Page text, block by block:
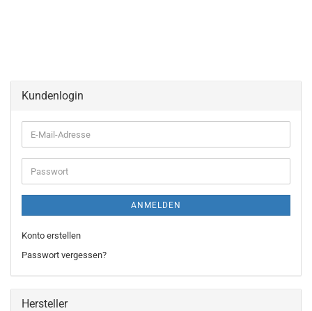
Kundenlogin
ANMELDEN
Konto erstellen
Passwort vergessen?
Hersteller